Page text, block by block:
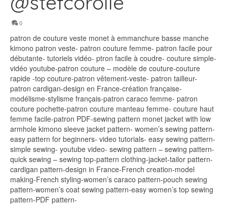
0
patron de couture veste monet à emmanchure basse manche
kimono patron veste- patron couture femme- patron facile pour
débutante- tutoriels vidéo- ptron facile à coudre- couture simple-
vidéo youtube-patron couture – modèle de couture-couture
rapide -top couture-patron vêtement-veste- patron tailleur-
patron cardigan-design en France-création française-
modélisme-stylisme français-patron caraco femme- patron
couture pochette-patron couture manteau femme- couture haut
femme facile-patron PDF-sewing pattern monet jacket with low
armhole kimono sleeve jacket pattern- women’s sewing pattern-
easy pattern for beginners- video tutorials- easy sewing pattern-
simple sewing- youtube video- sewing pattern – sewing pattern-
quick sewing – sewing top-pattern clothing-jacket-tailor pattern-
cardigan pattern-design in France-French creation-model
making-French styling-women’s caraco pattern-pouch sewing
pattern-women’s coat sewing pattern-easy women’s top sewing
pattern-PDF pattern-